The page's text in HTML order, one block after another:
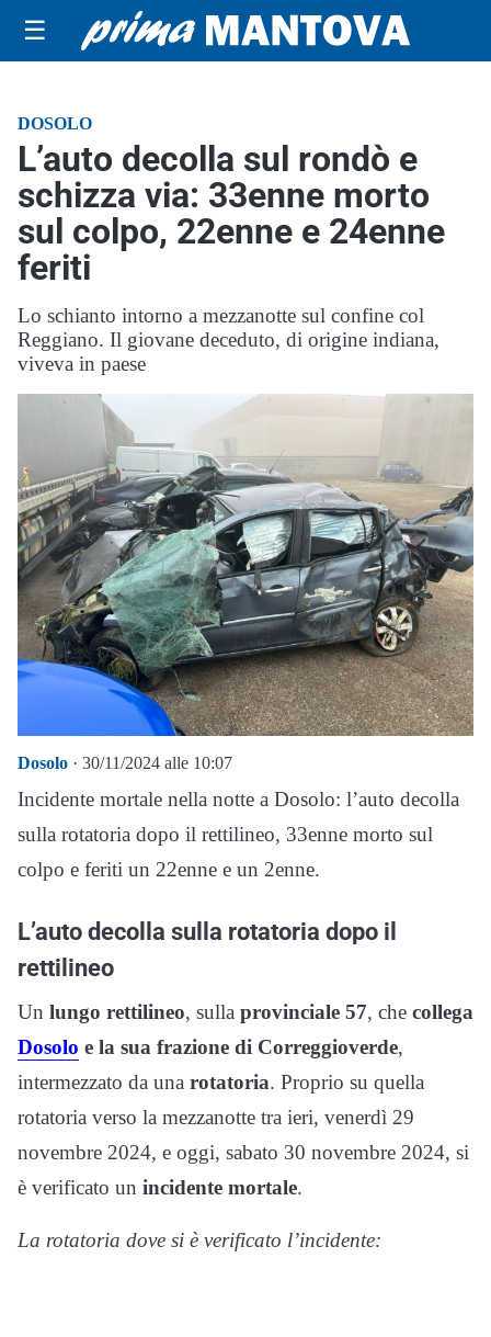
☰
DOSOLO
L’auto decolla sul rondò e
schizza via: 33enne morto
sul colpo, 22enne e 24enne
feriti
Lo schianto intorno a mezzanotte sul confine col
Reggiano. Il giovane deceduto, di origine indiana,
viveva in paese
Dosolo · 30/11/2024 alle 10:07
Incidente mortale nella notte a Dosolo: l’auto decolla
sulla rotatoria dopo il rettilineo, 33enne morto sul
colpo e feriti un 22enne e un 2enne.
L’auto decolla sulla rotatoria dopo il
rettilineo
Un lungo rettilineo, sulla provinciale 57, che collega
Dosolo e la sua frazione di Correggioverde,
intermezzato da una rotatoria. Proprio su quella
rotatoria verso la mezzanotte tra ieri, venerdì 29
novembre 2024, e oggi, sabato 30 novembre 2024, si
è verificato un incidente mortale.
La rotatoria dove si è verificato l’incidente: